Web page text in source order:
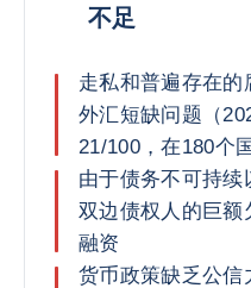
不足
走私和普遍存在的
外汇短缺问题（
21/100，在180个
由于债务不可持续
双边债权人的巨额
融资
货币政策缺乏公信